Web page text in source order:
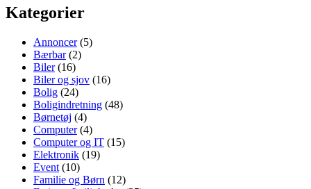
Kategorier
Annoncer(5)
Bærbar(2)
Biler(16)
Biler og sjov (16)
Bolig (24)
Boligindretning (48)
Børnetøj (4)
Computer(4)
Computer og IT (15)
Elektronik (19)
Event (10)
Familie og Børn (12)